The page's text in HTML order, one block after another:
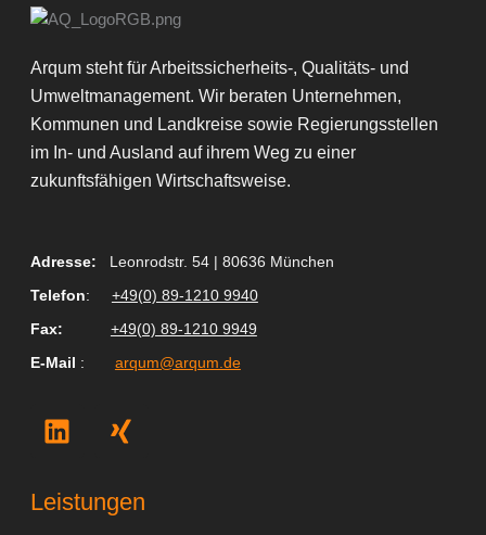
Arqum steht für Arbeitssicherheits-, Qualitäts- und
Umweltmanagement. Wir beraten Unternehmen,
Kommunen und Landkreise sowie Regierungsstellen
im In- und Ausland auf ihrem Weg zu einer
zukunftsfähigen Wirtschaftsweise.
Adresse:
Leonrodstr. 54 | 80636 München
Telefon:
+49(0) 89-1210 9940
Fax:
+49(0) 89-1210 9949
E-Mail : arqum@arqum.de
L
i
k
X
i
g
Leistungen